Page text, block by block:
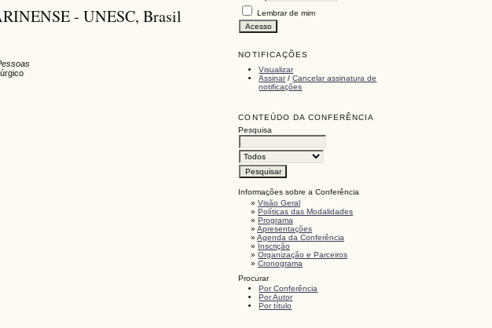
Lembrar de mim
NOTIFICAÇÕES
Visualizar
Assinar/Cancelar assinatura de
notificações
CONTEÚDO DA CONFERÊNCIA
Pesquisa
Informações sobre a Conferência
»Visão Geral
»Políticas das Modalidades
»Programa
»Apresentações
»Agenda da Conferência
» Inscrição
»Organização e Parceiros
»Cronograma
Procurar
Por Conferência
Por Autor
Por título
- UNESC, Brasil